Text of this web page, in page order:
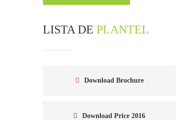
LISTA DE PLANTEL
Download Brochure
Download Price 2016